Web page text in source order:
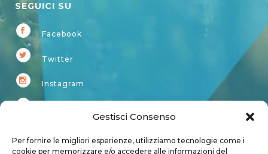
Gestisci Consenso
Per fornire le migliori esperienze, utilizziamo tecnologie come i
cookie per memorizzare e/o accedere alle informazioni del
SEGUICI SU
Facebook
Twitter
Instagram